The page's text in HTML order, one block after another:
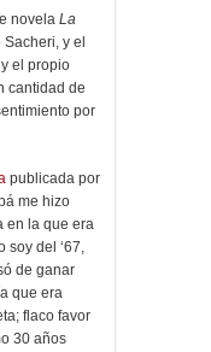
novela La
y el
el propio
cantidad de
por
publicada por
me hizo
en la que era
soy del ‘67,
de ganar
que era
flaco favor
30 años